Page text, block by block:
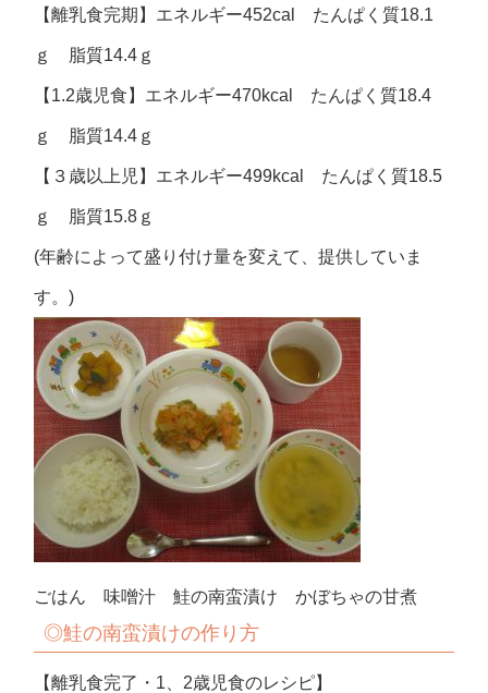
【離乳食完期】エネルギー452cal たんぱく質18.1
ｇ 脂質14.4ｇ
【1.2歳児食】エネルギー470kcal たんぱく質18.4
ｇ 脂質14.4ｇ
【３歳以上児】エネルギー499kcal たんぱく質18.5
ｇ 脂質15.8ｇ
(年齢によって盛り付け量を変えて、提供していま
す。)
ごはん 味噌汁 鮭の南蛮漬け かぼちゃの甘煮
◎鮭の南蛮漬けの作り方
【離乳食完了・1、2歳児食のレシピ】